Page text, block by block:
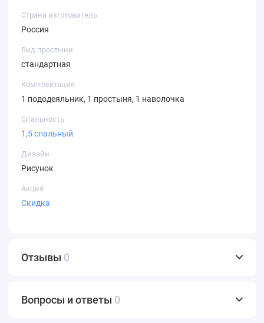
Страна изготовитель
Россия
Вид простыни
стандартная
Комплектация
1 пододеяльник, 1 простыня, 1 наволочка
Спальность
1,5 спальный
Дизайн
Рисунок
Акция
Скидка
Отзывы 0
Вопросы и ответы 0